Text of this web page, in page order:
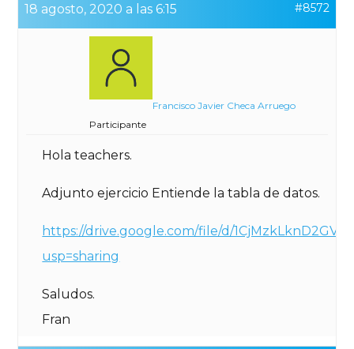
18 agosto, 2020 a las 6:15 #8572
Francisco Javier Checa Arruego
Participante
Hola teachers.
Adjunto ejercicio Entiende la tabla de datos.
https://drive.google.com/file/d/
usp=sharing
Saludos.
Fran